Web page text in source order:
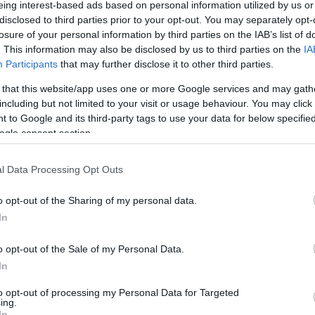
interest-based ads based on personal information utilized by us
to third parties prior to your opt-out. You may separately
of your personal information by third parties on the IAB’s list of
This information may also be disclosed by us to third parties on the
Participants that may further disclose it to other third parties.
that this website/app uses one or more Google services and may
but not limited to your visit or usage behaviour. You may
to Google and its third-party tags to use your data for below
consent section.
Data Processing Opt Outs
opt-out of the Sharing of my personal data.
opt-out of the Sale of my Personal Data.
opt-out of processing my Personal Data for Targeted
melegebb lesz, vasárnap már 33-38 Celsius-fok
várható, a szél többnyire mérsékelt marad,
ki a HungaroMet Nonprofit Zrt.
déli, délnyugati szél is többnyire gyenge vagy
néhol. A legmagasabb nappali hőmérséklet 29 és
nem lesz, a változó irányú szél pedig
fok közé csökken a hőmérséklet, napközben 31-
Csapadék nem valószínű, az északi, északnyugati
hőmérséklet 12-22, a legmagasabb nappali